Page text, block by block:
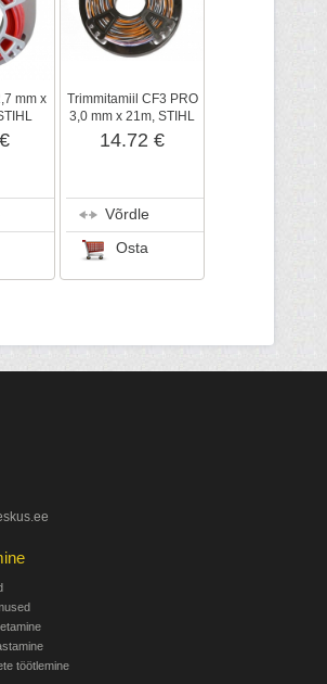
mm x
Trimmitamiil CF3 PRO
3,0 mm x 21m, STIHL
14.72 €
Võrdle
Osta
töötlemine